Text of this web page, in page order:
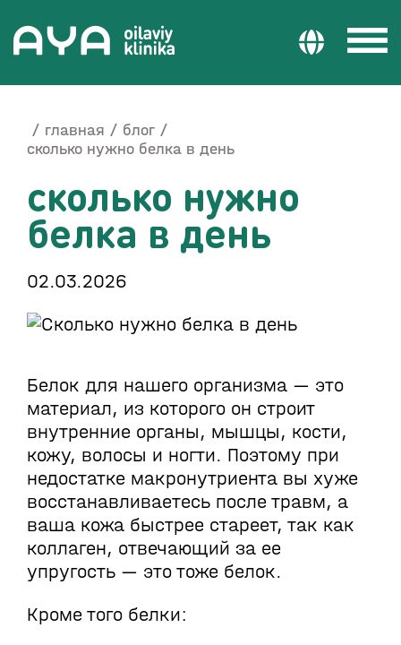
главная
блог
сколько нужно белка в день
сколько нужно
белка в день
02.03.2026
Белок для нашего организма — это
материал, из которого он строит
внутренние органы, мышцы, кости,
кожу, волосы и ногти. Поэтому при
недостатке макронутриента вы хуже
восстанавливаетесь после травм, а
ваша кожа быстрее стареет, так как
коллаген, отвечающий за ее
упругость — это тоже белок.
Кроме того белки: